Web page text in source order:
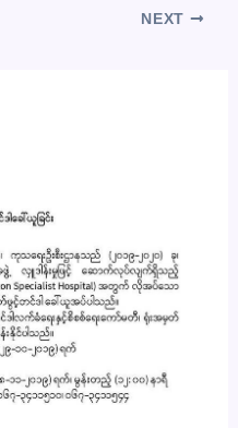
NEXT